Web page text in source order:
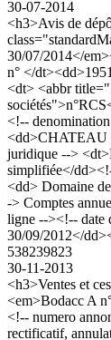
30-07-2014
<h3>Avis de
30/07/2014</
n° </
<dt> <abbr
<!--
<dd>CHATEAU
juridique -->
simplifiée</
<dd> Domaine
-> Comptes
ligne --><!-- date
30/09/2012</
538239823
30-11-2013
<h3>Ventes et
<em>Bodacc A
<!-- numero
rectificatif,